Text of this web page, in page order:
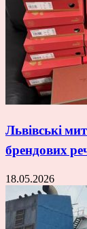
Львівські
брендових
18.05.2026